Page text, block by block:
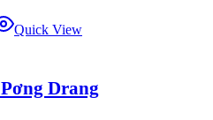
Quick View
Drang